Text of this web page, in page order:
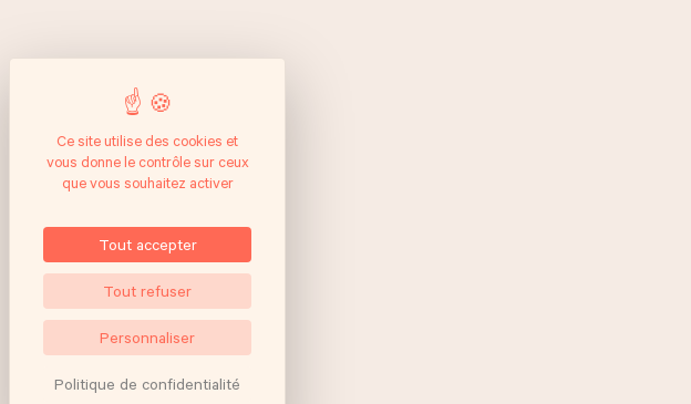
Ce site utilise des cookies et
vous donne le contrôle sur ceux
que vous souhaitez activer
Tout accepter
Tout refuser
Personnaliser
Politique de confidentialité